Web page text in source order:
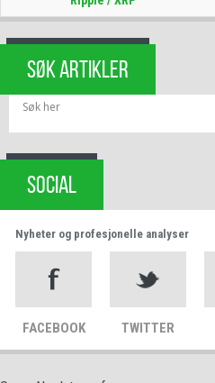
SØK ARTIKLER
SOCIAL
Nyheter og profesjonelle analyser
FACEBOOK TWITTER